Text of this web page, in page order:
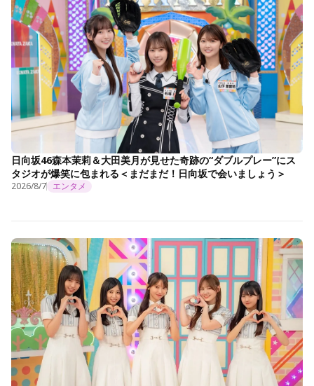
日向坂46森本茉莉＆大田美月が見せた奇跡の“ダブルプレー”にス
タジオが爆笑に包まれる＜まだまだ！日向坂で会いましょう＞
2026/8/7 エンタメ